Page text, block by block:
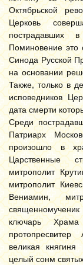
Октябрьской
Церковь
пострадавших
Поминовение
Синода Русской
на основании
Также, только в
исповедников
дата смерти
Среди
Патриарх
произошло в
Царственные
митрополит
митрополит
Вениамин,
ключарь Храма
великая
целый сонм